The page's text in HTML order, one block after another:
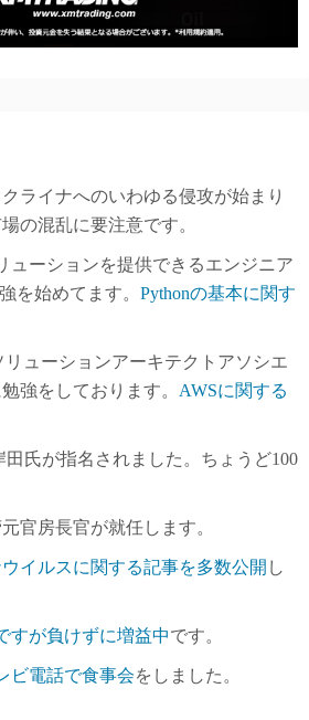
ライナへのいわゆる侵攻が始まり
の混乱に要注意です。
ューションを提供できるエンジニア
を始めてます。 Pythonの基本に関す
リューションアーキテクトアソシエ
強をしております。 AWSに関する
田氏が指名されました。ちょうど100
官房長官が就任します。
イルスに関する記事を多数公開 し
すが負けずに増益中です。
ビ電話で食事会をしました。